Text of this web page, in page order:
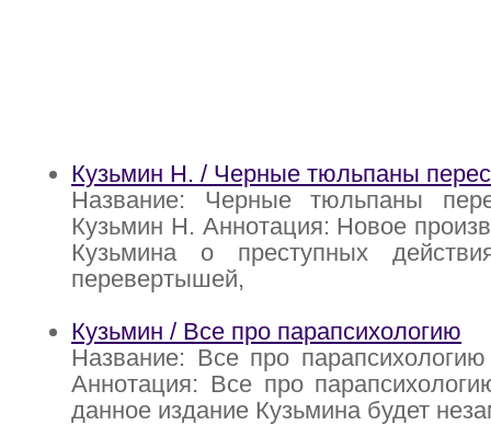
Кузьмин Н. / Черные тюльпаны
Название: Черные тюльпаны
Кузьмин Н. Аннотация: Новое
Кузьмина о преступных
перевертышей,
Кузьмин / Все про парапсихологию
Название: Все про
Аннотация: Все про
данное издание Кузьмина будет